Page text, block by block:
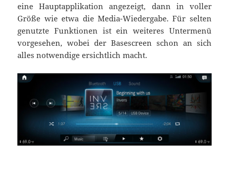
eine Hauptapplikation angezeigt, dann in voller
Größe wie etwa die Media-Wiedergabe. Für selten
genutzte Funktionen ist ein weiteres Untermenü
vorgesehen, wobei der Basescreen schon an sich
alles notwendige ersichtlich macht.